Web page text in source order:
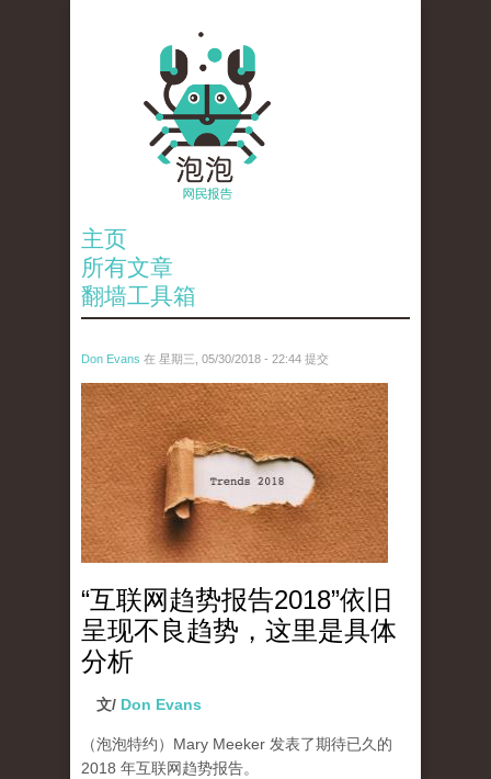
主页
所有文章
翻墙工具箱
Don Evans 在 星期三, 05/30/2018 - 22:44 提交
wechatimg2682.jpeg
“互联网趋势报告2018”依旧
呈现不良趋势，这里是具体
分析
文/ Don Evans
（泡泡特约） Mary Meeker 发表了期待已久的
2018 年互联网趋势报告。